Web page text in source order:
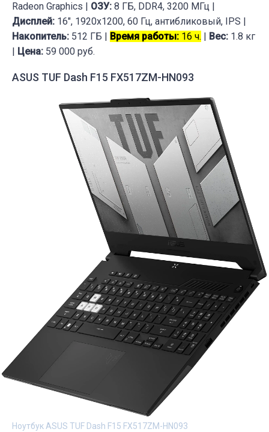
Radeon Graphics | ОЗУ: 8 ГБ, DDR4, 3200 МГц |
Дисплей: 16", 1920x1200, 60 Гц, антибликовый, IPS |
Накопитель: 512 ГБ | Время работы: 16 ч. Вес: 1.8 кг
Цена: 59 000 руб.
ASUS TUF Dash F15 FX517ZM-HN093
Ноутбук ASUS TUF Dash F15 FX517ZM-HN093